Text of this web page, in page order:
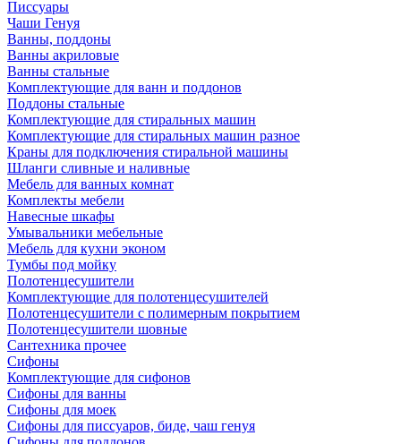
Писсуары
Чаши Генуя
Ванны, поддоны
Ванны акриловые
Ванны стальные
Комплектующие для ванн и поддонов
Поддоны стальные
Комплектующие для стиральных машин
Комплектующие для стиральных машин разное
Краны для подключения стиральной машины
Шланги сливные и наливные
Мебель для ванных комнат
Комплекты мебели
Навесные шкафы
Умывальники мебельные
Мебель для кухни эконом
Тумбы под мойку
Полотенцесушители
Комплектующие для полотенцесушителей
Полотенцесушители с полимерным покрытием
Полотенцесушители шовные
Сантехника прочее
Сифоны
Комплектующие для сифонов
Сифоны для ванны
Сифоны для моек
Сифоны для писсуаров, биде, чаш генуя